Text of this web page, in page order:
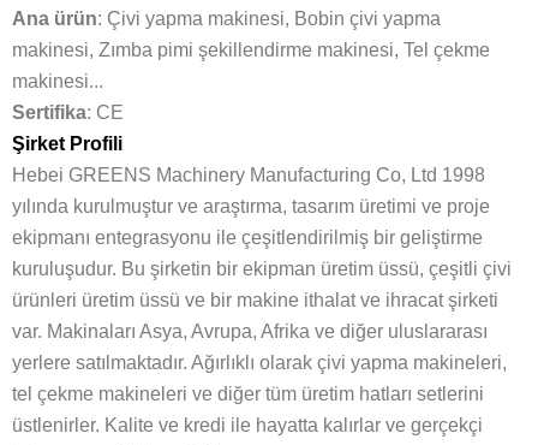
Ana ürün: Çivi yapma makinesi, Bobin çivi yapma
makinesi, Zımba pimi şekillendirme makinesi, Tel çekme
makinesi...
Sertifika: CE
Şirket Profili
Hebei GREENS Machinery Manufacturing Co, Ltd 1998
yılında kurulmuştur ve araştırma, tasarım üretimi ve proje
ekipmanı entegrasyonu ile çeşitlendirilmiş bir geliştirme
kuruluşudur. Bu şirketin bir ekipman üretim üssü, çeşitli çivi
ürünleri üretim üssü ve bir makine ithalat ve ihracat şirketi
var. Makinaları Asya, Avrupa, Afrika ve diğer uluslararası
yerlere satılmaktadır. Ağırlıklı olarak çivi yapma makineleri,
tel çekme makineleri ve diğer tüm üretim hatları setlerini
üstlenirler. Kalite ve kredi ile hayatta kalırlar ve gerçekçi